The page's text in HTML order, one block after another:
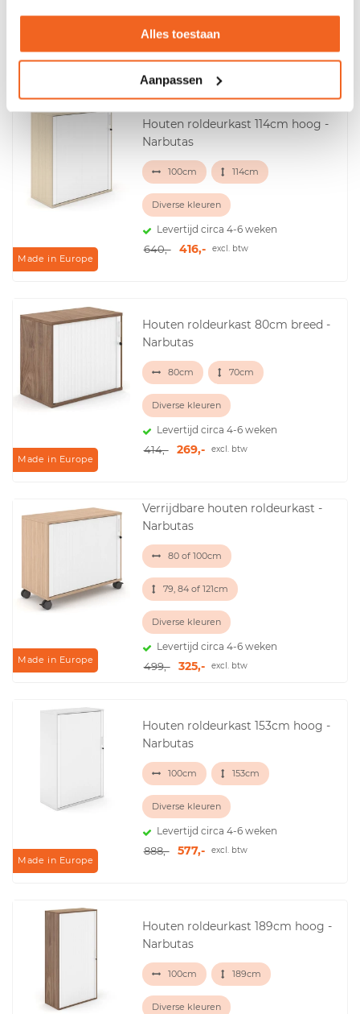
Alles toestaan
Aanpassen
Made in Europe
Levertijd circa 4-6 weken
312,-
Made in Europe
Houten roldeurkast 114cm hoog -
Narbutas
100cm 114cm
Diverse kleuren
Levertijd circa 4-6 weken
640,- 416,- excl. btw
Made in Europe
Houten roldeurkast 80cm breed -
Narbutas
80cm 70cm
Diverse kleuren
Levertijd circa 4-6 weken
414,- 269,- excl. btw
Made in Europe
Verrijdbare houten roldeurkast -
Narbutas
80 of 100cm
79, 84 of 121cm
Diverse kleuren
Levertijd circa 4-6 weken
499,- 325,- excl. btw
Made in Europe
Houten roldeurkast 153cm hoog -
Narbutas
100cm 153cm
Diverse kleuren
Levertijd circa 4-6 weken
888,- 577,- excl. btw
Houten roldeurkast 189cm hoog -
Narbutas
100cm 189cm
Diverse kleuren